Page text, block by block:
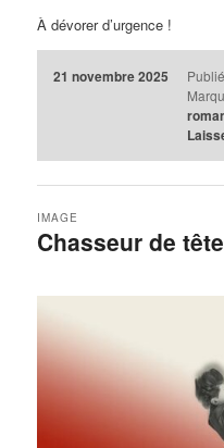
À dévorer d’urgence !
21 novembre 2025
Chasseur de
IMAGE